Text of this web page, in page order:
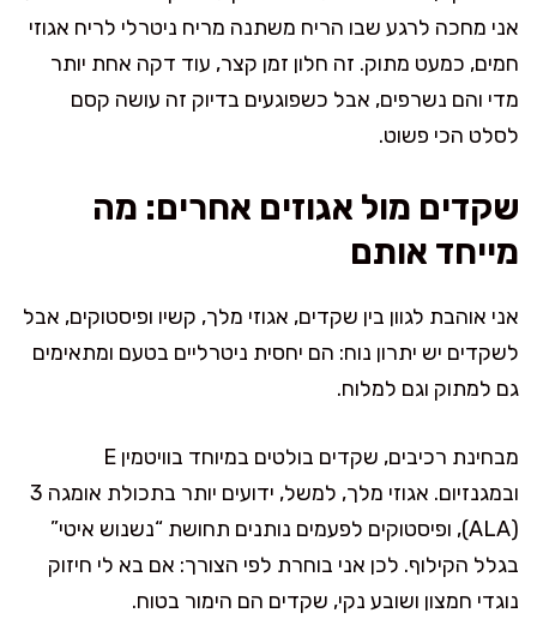
אני מחכה לרגע שבו הריח משתנה מריח ניטרלי לריח אגוזי
חמים, כמעט מתוק. זה חלון זמן קצר, עוד דקה אחת יותר
מדי והם נשרפים, אבל כשפוגעים בדיוק זה עושה קסם
לסלט הכי פשוט.
שקדים מול אגוזים אחרים: מה
מייחד אותם
אני אוהבת לגוון בין שקדים, אגוזי מלך, קשיו ופיסטוקים, אבל
לשקדים יש יתרון נוח: הם יחסית ניטרליים בטעם ומתאימים
גם למתוק וגם למלוח.
מבחינת רכיבים, שקדים בולטים במיוחד בוויטמין E
ובמגנזיום. אגוזי מלך, למשל, ידועים יותר בתכולת אומגה 3
(ALA), ופיסטוקים לפעמים נותנים תחושת “נשנוש איטי”
בגלל הקילוף. לכן אני בוחרת לפי הצורך: אם בא לי חיזוק
נוגדי חמצון ושובע נקי, שקדים הם הימור בטוח.